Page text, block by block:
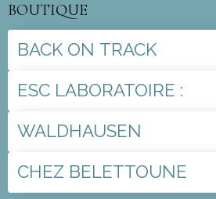
BOUTIQUE
BACK ON TRACK
ESC LABORATOIRE :
WALDHAUSEN
CHEZ BELETTOUNE